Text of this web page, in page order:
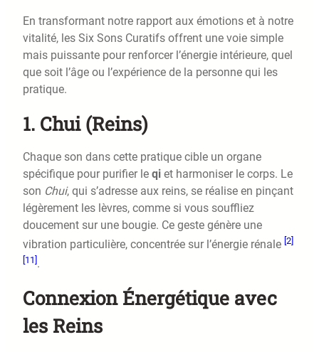
En transformant notre rapport aux émotions et à notre
vitalité, les Six Sons Curatifs offrent une voie simple
mais puissante pour renforcer l’énergie intérieure, quel
que soit l’âge ou l’expérience de la personne qui les
pratique.
1. Chui (Reins)
Chaque son dans cette pratique cible un organe
spécifique pour purifier le qi et harmoniser le corps. Le
son Chui, qui s’adresse aux reins, se réalise en pinçant
légèrement les lèvres, comme si vous souffliez
doucement sur une bougie. Ce geste génère une
vibration particulière, concentrée sur l’énergie rénale [2]
[11] .
Connexion Énergétique avec
les Reins